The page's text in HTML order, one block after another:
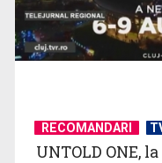
Hum, cel mai mic oraș
RECOMANDARI
UNTOLD ONE,